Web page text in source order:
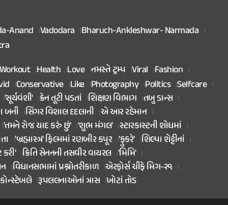
Anand Vadodara Bharuch-Ankleshwar- Narmada
Health Love નમસ્તે ટ્રમ્પ Viral Fashion
Conservative Like Photography Politics Selfcare
'સૂર્યવંશી' ક્રેન તૂટી પડતાં શિક્ષણ વિભાગ તબુ ડાન્સ
બની સિંગર વિશાલ દદલાની એ આર રહેમાન
'તમને રોજ યાદ કરું છું' 'શુભ મંગલ' સ્ટારકાસ્ટની શોધમાં
'બ્રહ્માસ્ત્ર' ફિલ્મમાં રણબીર કપૂર 'ફુકરે' શિલ્પા શેટ્ટીનાં
ક્રિતિ સેનનની તસવીર વાયરલ 'મિમિ'
વિધાનસભામાં પ્રશ્નોતરીકાળ એરફોર્સ ચીફે મિગ-૨૧
કોન્સ્ટેબલે રૂપલલનાઓનાં ત્રાસ ખોટાં તોડ